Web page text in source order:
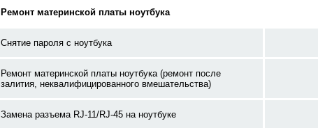
Ремонт материнской платы ноутбука
Снятие пароля с ноутбука
Ремонт материнской платы ноутбука (ремонт после
залития, неквалифицированного вмешательства)
Замена разъема RJ-11/RJ-45 на ноутбуке